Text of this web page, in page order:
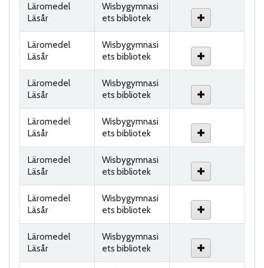
Läromedel
Läsår
Wisbygymnasi
ets bibliotek
Läromedel
Läsår
Wisbygymnasi
ets bibliotek
Läromedel
Läsår
Wisbygymnasi
ets bibliotek
Läromedel
Läsår
Wisbygymnasi
ets bibliotek
Läromedel
Läsår
Wisbygymnasi
ets bibliotek
Läromedel
Läsår
Wisbygymnasi
ets bibliotek
Läromedel
Läsår
Wisbygymnasi
ets bibliotek